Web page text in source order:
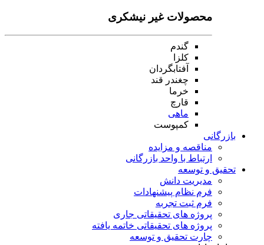
محصولات غیر نیشکری
گندم
کلزا
آفتابگردان
چغندر قند
خرما
قارچ
ماهی
کمپوست
بازرگانی
مناقصه و مزایده
ارتباط با واحد بازرگانی
تحقیق و توسعه
مدیریت دانش
فرم نظام پیشنهادات
فرم ثبت تجربه
پروژه های تحقیقاتی جاری
پروژه های تحقیقاتی خاتمه یافته
چارت تحقیق و توسعه